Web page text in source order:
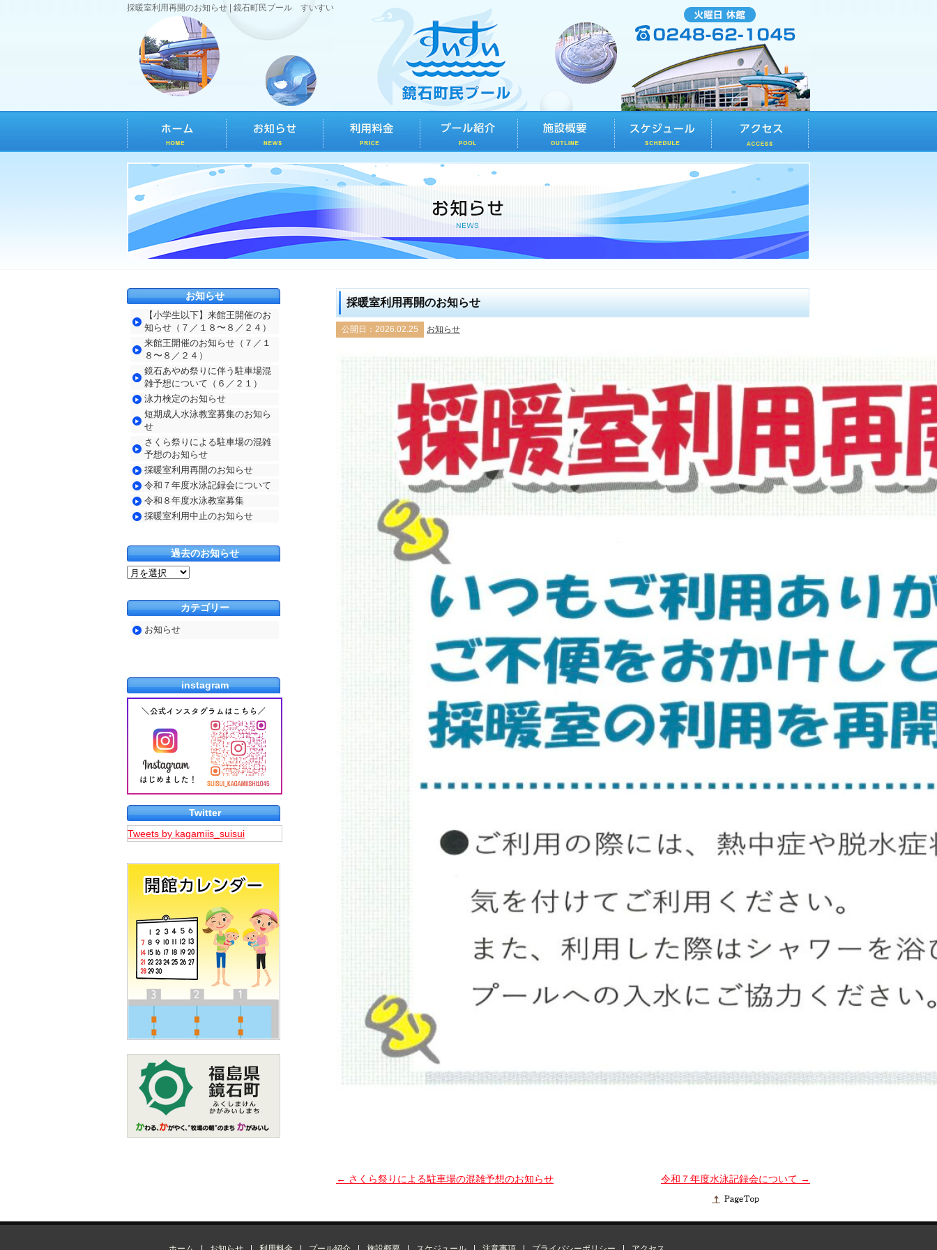
採暖室利用再開のお知らせ | 鏡石町民プール すいすい
採暖室利用再開のお知らせ
公開日：2026.02.25 お知らせ
← さくら祭りによる駐車場の混雑予想のお知らせ 令和７年度水泳記録会について →
お知らせ
【小学生以下】来館王開催のお
知らせ（７／１８〜８／２４）
来館王開催のお知らせ（７／１
８〜８／２４）
鏡石あやめ祭りに伴う駐車場混
雑予想について（６／２１）
泳力検定のお知らせ
短期成人水泳教室募集のお知ら
せ
さくら祭りによる駐車場の混雑
予想のお知らせ
採暖室利用再開のお知らせ
令和７年度水泳記録会について
令和８年度水泳教室募集
採暖室利用中止のお知らせ
過去のお知らせ
過
の
お
知
カテゴリー
お知らせ
instagram
Twitter
Tweets by kagamiis_suisui